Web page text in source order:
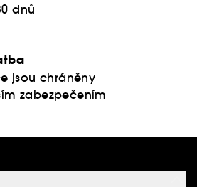
dnů
jsou chráněny
zabezpečením